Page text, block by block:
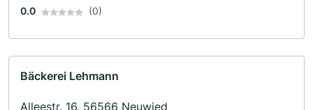
0.0 (0)
Bäckerei Lehmann
Alleestr. 16, 56566 Neuwied